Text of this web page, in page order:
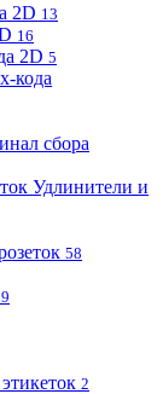
2D 13
16
2D 5
кода
сбора
Удлинители и
58
9
2